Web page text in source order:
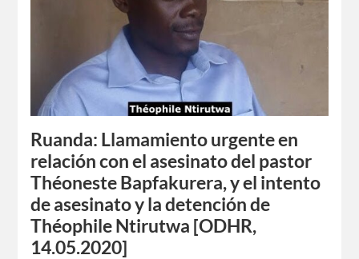
Ruanda: Llamamiento urgente en
relación con el asesinato del pastor
Théoneste Bapfakurera, y el intento
de asesinato y la detención de
Théophile Ntirutwa [ODHR,
14.05.2020]